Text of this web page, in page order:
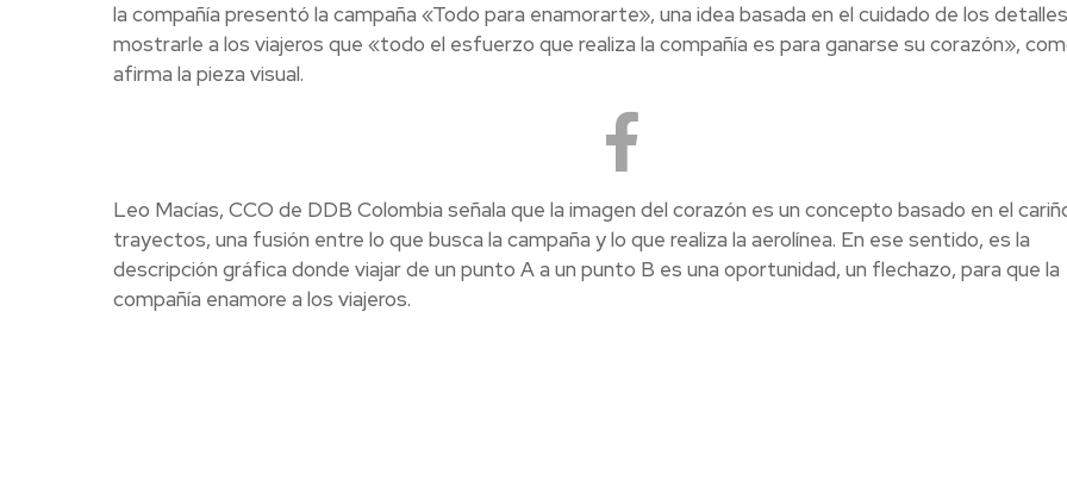
la compañía presentó la campaña «Todo para enamorarte», una idea basada en el cuidado de los
mostrarle a los viajeros que «todo el esfuerzo que realiza la compañía es para ganarse su corazón»,
afirma la pieza visual.
Leo Macías, CCO de DDB Colombia señala que la imagen del corazón es un concepto basado en el
trayectos, una fusión entre lo que busca la campaña y lo que realiza la aerolínea. En ese sentido, es la
descripción gráfica donde viajar de un punto A a un punto B es una oportunidad, un flechazo, para que la
compañía enamore a los viajeros.